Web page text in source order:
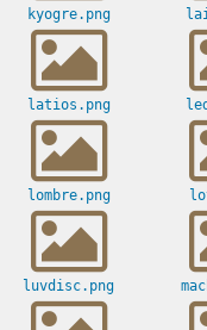
kyogre.png
latios.png
lombre.png
luvdisc.png